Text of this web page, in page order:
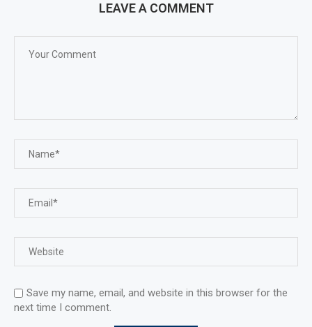
LEAVE A COMMENT
Save my name, email, and website in this browser for the
next time I comment.